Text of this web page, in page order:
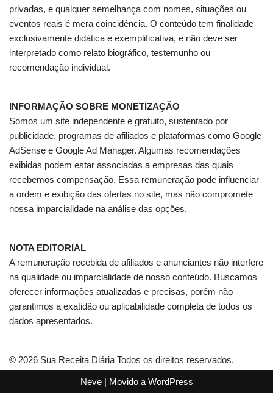
privadas, e qualquer semelhança com nomes, situações ou
eventos reais é mera coincidência. O conteúdo tem finalidade
exclusivamente didática e exemplificativa, e não deve ser
interpretado como relato biográfico, testemunho ou
recomendação individual.
INFORMAÇÃO SOBRE MONETIZAÇÃO
Somos um site independente e gratuito, sustentado por
publicidade, programas de afiliados e plataformas como Google
AdSense e Google Ad Manager. Algumas recomendações
exibidas podem estar associadas a empresas das quais
recebemos compensação. Essa remuneração pode influenciar
a ordem e exibição das ofertas no site, mas não compromete
nossa imparcialidade na análise das opções.
NOTA EDITORIAL
A remuneração recebida de afiliados e anunciantes não interfere
na qualidade ou imparcialidade de nosso conteúdo. Buscamos
oferecer informações atualizadas e precisas, porém não
garantimos a exatidão ou aplicabilidade completa de todos os
dados apresentados.
© 2026 Sua Receita Diária Todos os direitos reservados.
Neve| Movido a WordPress